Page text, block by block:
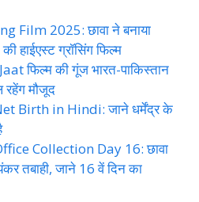
Film 2025: छावा ने बनाया
हाईएस्ट ग्रॉसिंग फिल्म
फिल्म की गूंज भारत-पाकिस्तान
मौजूद
Birth in Hindi: जाने धर्मेंद्र के
Collection Day 16: छावा
तबाही, जाने 16 वें दिन का